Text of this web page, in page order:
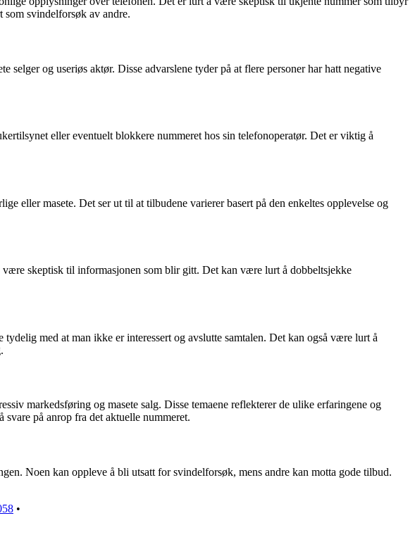
som svindelforsøk av andre.
og useriøs aktør. Disse advarslene tyder på at flere personer har hatt negative
eller eventuelt blokkere nummeret hos sin telefonoperatør. Det er viktig å
eller masete. Det ser ut til at tilbudene varierer basert på den enkeltes opplevelse og
skeptisk til informasjonen som blir gitt. Det kan være lurt å dobbeltsjekke
med at man ikke er interessert og avslutte samtalen. Det kan også være lurt å
markedsføring og masete salg. Disse temaene reflekterer de ulike erfaringene og
på anrop fra det aktuelle nummeret.
Noen kan oppleve å bli utsatt for svindelforsøk, mens andre kan motta gode tilbud.
•